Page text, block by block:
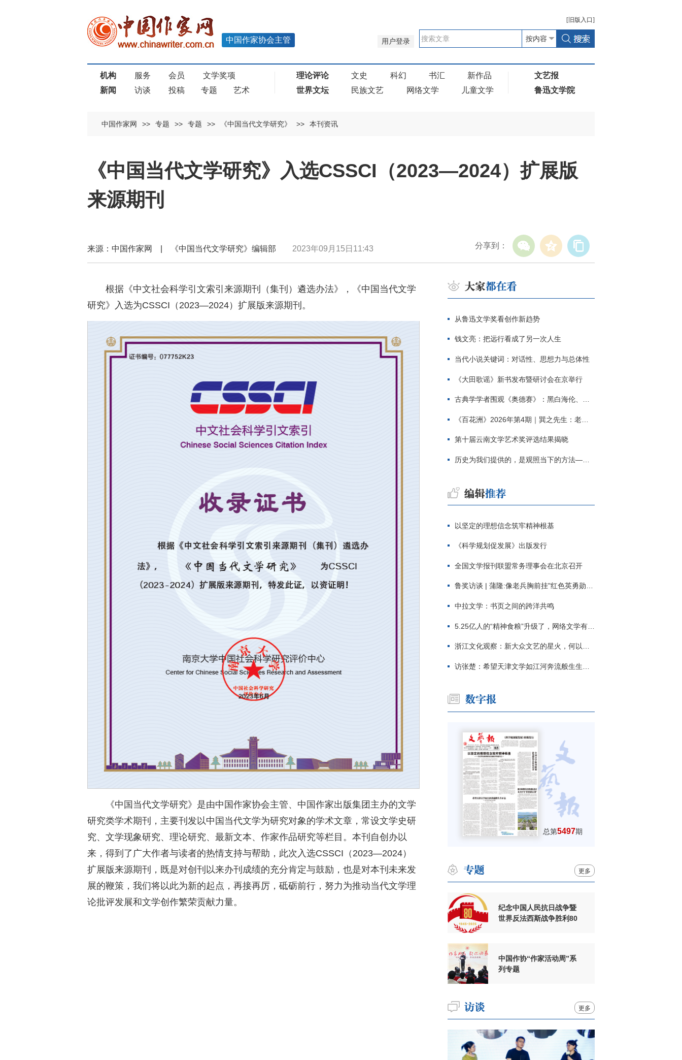
[ 旧版 入口]
用户登录
中国作家协会主管
机构 服务 会员
文学奖项
新闻
访谈 投稿 专题 艺术
理论评论 文史 科幻 书汇
新作品
世界文坛
民族文艺 网络文学 儿童文学
文艺报
鲁迅文学院
中国作家网 >> 专题 >> 专题 >> 《中国当代文学研究》 >> 本刊资讯
《中国当代文学研究》入选CSSCI（2023—2024）扩展版
来源期刊
分享到：
来源：中国作家网 | 《中国当代文学研究》编辑部 2023年09月15日11:43
根据《中文社会科学引文索引来源期刊（集刊）遴选办法》，《中国当代文学
研究》入选为CSSCI（2023—2024）扩展版来源期刊。
《中国当代文学研究》是由中国作家协会主管、中国作家出版集团主办的文学
研究类学术期刊，主要刊发以中国当代文学为研究对象的学术文章，常设文学史研
究、文学现象研究、理论研究、最新文本、作家作品研究等栏目。本刊自创办以
来，得到了广大作者与读者的热情支持与帮助，此次入选CSSCI（2023—2024）
扩展版来源期刊，既是对创刊以来办刊成绩的充分肯定与鼓励，也是对本刊未来发
展的鞭策，我们将以此为新的起点，再接再厉，砥砺前行，努力为推动当代文学理
论批评发展和文学创作繁荣贡献力量。
从鲁迅文学奖看创作新趋势
钱文亮：把远行看成了另一次人生
当代小说关键词：对话性、思想力与总体性
《大田歌谣》新书发布暨研讨会在京举行
古典学学者围观《奥德赛》：黑白海伦、佩涅罗佩的别针与神秘入侵者
《百花洲》2026年第4期｜巽之先生：老兵朱向前侧记三题
第十届云南文学艺术奖评选结果揭晓
历史为我们提供的，是观照当下的方法——历史题材非虚构写作多人谈
以坚定的理想信念筑牢精神根基
《科学规划促发展》出版发行
全国文学报刊联盟常务理事会在北京召开
鲁奖访谈 | 蒲隆:像老兵胸前挂"红色英勇勋章"
中拉文学：书页之间的跨洋共鸣
5.25亿人的“精神食粮”升级了，网络文学有了哪些新变化？
浙江文化观察：新大众文艺的星火，何以燎原？
访张楚：希望天津文学如江河奔流般生生不息
总第5497期
更多
纪念中国人民抗日战争暨
世界反法西斯战争胜利80
中国作协“作家活动周”系
列专题
更多